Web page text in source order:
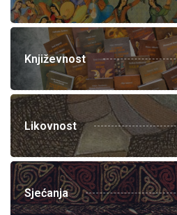
Književnost
Likovnost
Sjećanja